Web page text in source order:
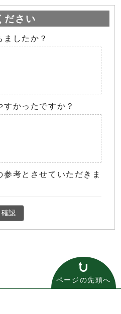
ださい
ましたか？
かったですか？
考とさせていただきま
確認
ページの先頭へ